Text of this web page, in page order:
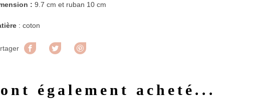
: 9.7 cm et ruban 10 cm
: coton
Partager Tweet
également acheté...